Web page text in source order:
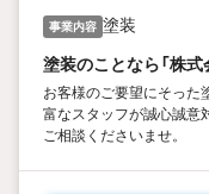
事業内容 塗装
塗装のことなら「株式
お客様のご要望にそった
富なスタッフが誠心誠意
ご相談くださいませ。